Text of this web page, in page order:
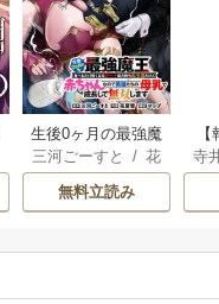
生後0ヶ月の最強魔
王 食べるだけ強
くなるチート能力
持ち転生者だけど
雄たちの母乳で成
三河ごーすと /花
房雪/マップ
無料立読み
解
寺